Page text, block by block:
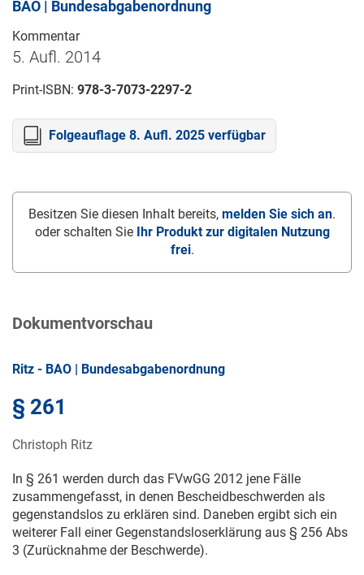
BAO | Bundesabgabenordnung
Kommentar
5. Aufl. 2014
Print-ISBN: 978-3-7073-2297-2
Folgeauflage 8. Aufl. 2025 verfügbar
Besitzen Sie diesen Inhalt bereits, melden Sie sich an.
oder schalten Sie Ihr Produkt zur digitalen Nutzung
frei.
Dokumentvorschau
Ritz - BAO | Bundesabgabenordnung
§ 261
Christoph Ritz
In § 261 werden durch das FVwGG 2012 jene Fälle
zusammengefasst, in denen Bescheidbeschwerden als
gegenstandslos zu erklären sind. Daneben ergibt sich ein
weiterer Fall einer Gegenstandsloserklärung aus § 256 Abs
3 (Zurücknahme der Beschwerde).